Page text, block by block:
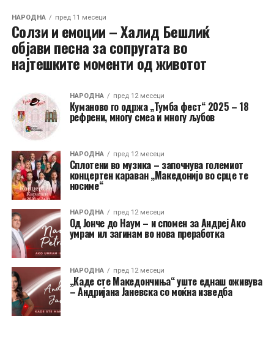
НАРОДНА пред 11 месеци
Солзи и емоции – Халид Бешлиќ
објави песна за сопругата во
најтешките моменти од животот
НАРОДНА пред 12 месеци
Куманово го одржа „Тумба фест“ 2025 – 18
рефрени, многу смеа и многу љубов
НАРОДНА пред 12 месеци
Сплотени во музика – започнува големиот
концертен караван „Македонијо во срце те
носиме“
НАРОДНА пред 12 месеци
Од Јонче до Наум – и спомен за Андреј Ако
умрам ил загинам во нова преработка
НАРОДНА пред 12 месеци
„Каде сте Македончиња“ уште еднаш оживува
– Андријана Јаневска со моќна изведба